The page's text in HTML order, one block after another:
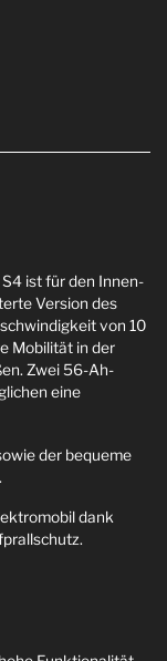
ist für den Innen-
Version des
von 10
Mobilität in der
Zwei 56-Ah-
eine
der bequeme
dank